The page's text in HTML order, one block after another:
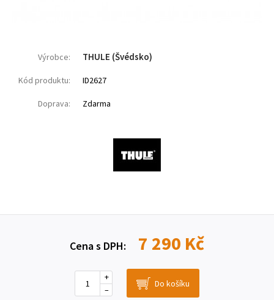
Výrobce: THULE (Švédsko)
Kód produktu: ID2627
Doprava: Zdarma
Cena s DPH: 7 290 Kč
–
+